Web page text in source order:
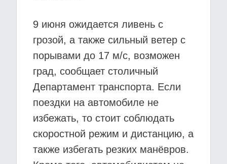
9 июня ожидается ливень с
грозой, а также сильный ветер с
порывами до 17 м/с, возможен
град, сообщает столичный
Департамент транспорта. Если
поездки на автомобиле не
избежать, то стоит соблюдать
скоростной режим и дистанцию, а
также избегать резких манёвров.